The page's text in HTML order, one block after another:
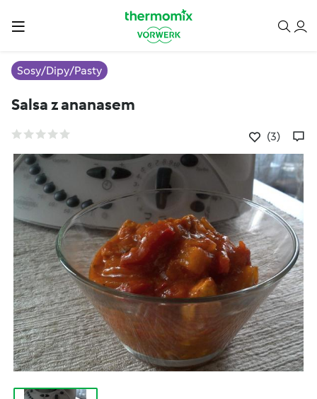
Sosy/Dipy/Pasty
Salsa z ananasem
(3)